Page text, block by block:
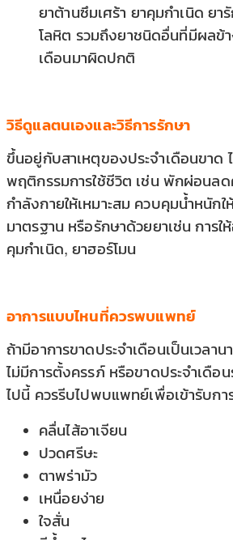
ยาต้านซึมเศร้า ยาคุมกำเนิด ยา
โลหิต รวมถึงยาชนิดอื่นที่มีผลข้า
เดือนมาผิดปกติ
วิธีดูแลตนเองและวิธีการรักษา
ขึ้นอยู่กับสาเหตุของประจำเดือนขาด
พฤติกรรมการใช้ชีวิต เช่น พักผ่อนล
กำลังกายให้เหมาะสม ควบคุมน้ำหนัก
มาตรฐาน หรือรักษาด้วยยาเช่น การใ
คุมกำเนิด, ยาฮอร์โมน
อาการแบบไหนที่ควรพบแพทย์
ถ้ามีอาการขาดประจำเดือนเป็นเวลา
ไม่มีการตั้งครรภ์ หรือขาดประจำเดือ
ไปนี้ ควรรีบไปพบแพทย์เพื่อเข้ารับกา
คลื่นไส้อาเจียน
ปวดศรีษะ
ตาพร่ามัว
เหนื่อยง่าย
ใจสั่น